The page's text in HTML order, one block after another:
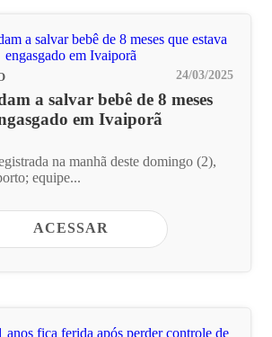
24/03/2025
a salvar bebê de 8 meses
em Ivaiporã
na manhã deste domingo (2),
equipe...
ACESSAR